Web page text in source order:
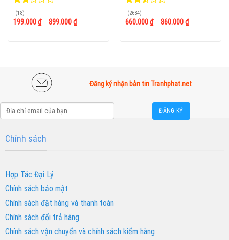
Được
xếp
(18)
199.000₫– 899.000₫
Được
xếp
(2684)
660.000₫– 860.000₫
Đăng ký nhận bản tin Tranhphat.net
Chính sách
Hợp Tác Đại Lý
Chính sách bảo mật
Chính sách đặt hàng và thanh toán
Chính sách đổi trả hàng
Chính sách vận chuyển và chính sách kiểm hàng